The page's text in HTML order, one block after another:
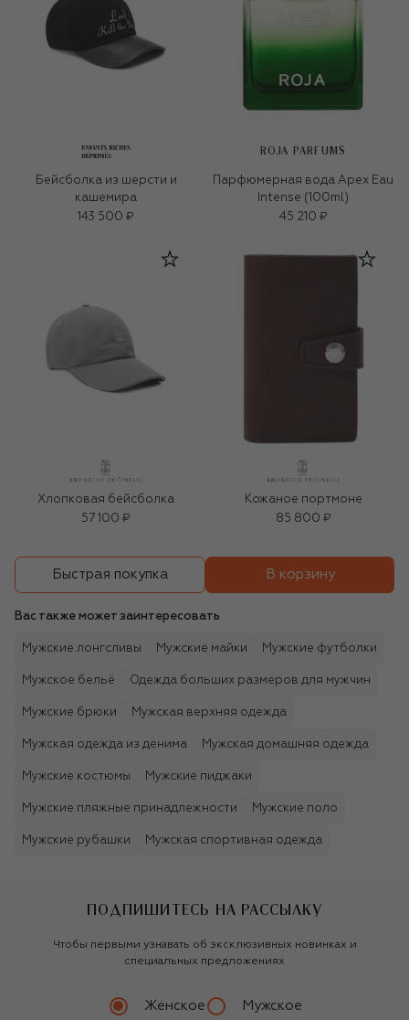
Бейсболка из шерсти и
кашемира
143 500 ₽
ROJA PARFUMS
Парфюмерная вода Apex Eau
Intense (100ml)
45 210 ₽
Хлопковая бейсболка
57 100 ₽
Кожаное портмоне
85 800 ₽
Быстрая покупка В корзину
Вас также может заинтересовать
Мужские лонгсливы Мужские майки Мужские футболки
Мужское бельё Одежда больших размеров для мужчин
Мужские брюки Мужская верхняя одежда
Мужская одежда из денима Мужская домашняя одежда
Мужские костюмы Мужские пиджаки
Мужские пляжные принадлежности Мужские поло
Мужские рубашки Мужская спортивная одежда
ПОДПИШИТЕСЬ НА РАССЫЛКУ
Чтобы первыми узнавать об эксклюзивных новинках и
специальных предложениях
Женское Мужское